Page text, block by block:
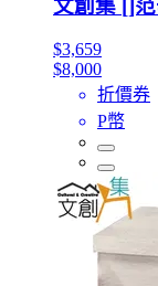
文創集 []
$3,659
$8,000
折價券
P幣